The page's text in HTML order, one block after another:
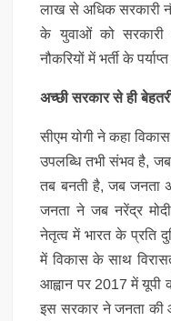
लाख से अधिक सरकारी
के युवाओं को सरकारी
नौकरियों में भर्ती के
अच्छी सरकार से ही
सीएम योगी ने कहा
उपलब्धि तभी संभव है,
तब बनती है, जब जनता
जनता ने जब नरेंद्र
नेतृत्व में भारत के प्रति
में विकास के साथ
आह्वान पर 2017 में यूपी
इस सरकार ने जनता की